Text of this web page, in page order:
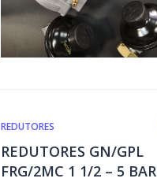
REDUTORES
REDUTORES GN/GPL
FRG/2MC 1 1/2 – 5 BAR